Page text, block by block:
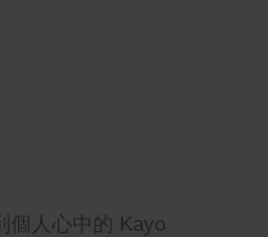
個人心中的 Kayo